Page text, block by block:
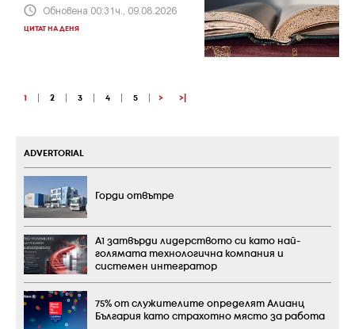
Обновена 00:31ч., 09.08.2026
ЦИТАТ НА ДЕНЯ
1 2 3 4 5 > >|
ADVERTORIAL
Горди отвътре
А1 затвърди лидерството си като най-
голямата технологична компания и
системен интегратор
75% от служителите определят Алианц
България като страхотно място за работа